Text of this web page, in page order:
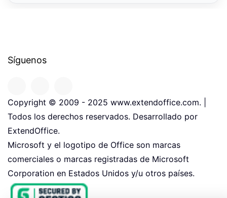
Síguenos
Copyright © 2009 - 2025 www.extendoffice.com. |
Todos los derechos reservados. Desarrollado por
ExtendOffice.
Microsoft y el logotipo de Office son marcas
comerciales o marcas registradas de Microsoft
Corporation en Estados Unidos y/u otros países.